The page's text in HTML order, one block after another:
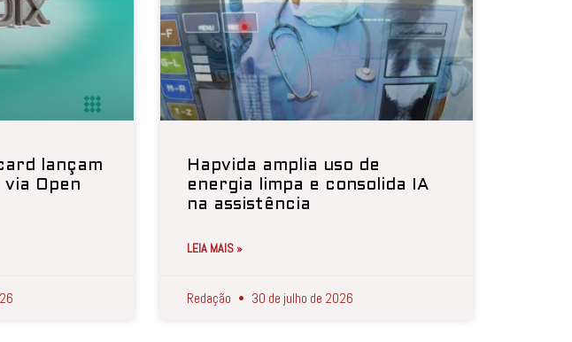
lançam
Open
Hapvida amplia uso de
energia limpa e consolida IA
na assistência
LEIA MAIS »
Redação 30 de julho de 2026